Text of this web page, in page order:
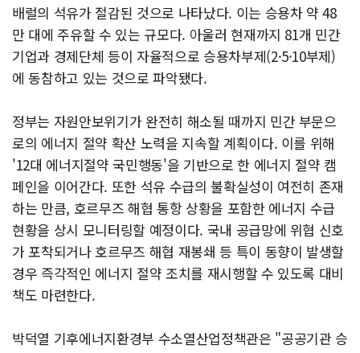
배럴의 석유가 절감된 것으로 나타났다. 이는 승용차 약 48
만 대에 주유할 수 있는 규모다. 아울러 현재까지 81개 민간
기업과 경제단체 등이 자율적으로 승용차부제(2·5·10부제)
에 동참하고 있는 것으로 파악됐다.
정부는 자원안보위기가 완전히 해소될 때까지 민간 부문으
로의 에너지 절약 확산 노력을 지속할 계획이다. 이를 위해
'12대 에너지절약 국민행동'을 기반으로 한 에너지 절약 캠
페인을 이어간다. 또한 석유 수급의 불확실성이 여전히 존재
하는 만큼, 호르무즈 해협 통항 상황을 포함한 에너지 수급
현황을 상시 모니터링할 예정이다. 국내 공급망에 위협 신호
가 포착되거나 호르무즈 해협 재봉쇄 등 특이 동향이 발생할
경우 즉각적인 에너지 절약 조치를 재시행할 수 있도록 대비
책도 마련한다.
박덕열 기후에너지환경부 수소열산업정책관은 "공공기관 승